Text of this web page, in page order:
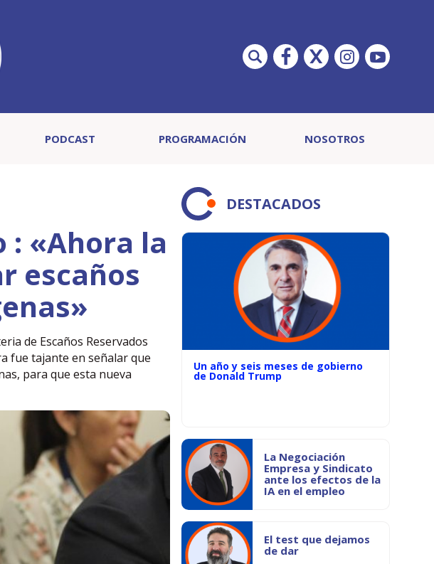
PODCAST PROGRAMACIÓN NOSOTROS
: «Ahora la
escaños
de Escaños Reservados
fue tajante en señalar que
para que esta nueva
DESTACADOS
Un año y seis meses de gobierno
de Donald Trump
La Negociación
Empresa y Sindicato
ante los efectos de la
IA en el empleo
El test que dejamos
de dar